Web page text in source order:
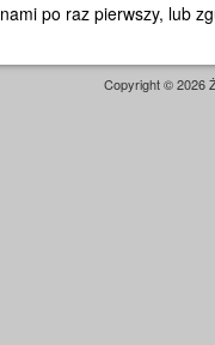
po raz pierwszy, lub
Copyright © 2026